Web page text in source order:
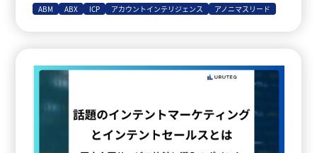
ABM ABX ICP アカウントインテリジェンス アノニマスリード